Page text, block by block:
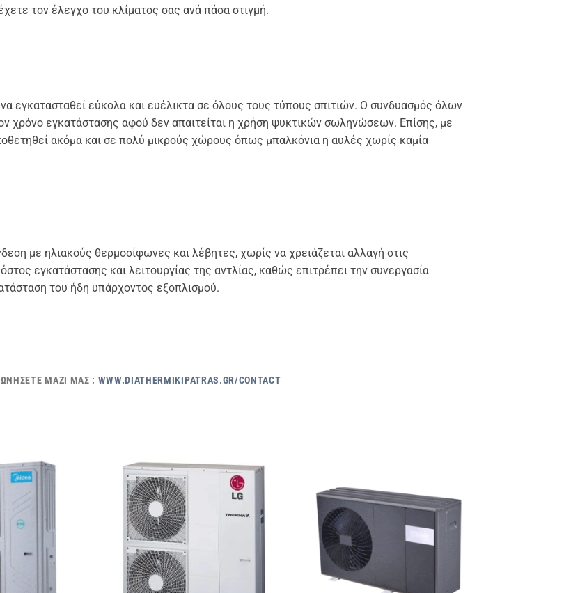
τον έλεγχο του κλίματος σας ανά πάσα στιγμή.
εγκατασταθεί εύκολα και ευέλικτα σε όλους τους τύπους σπιτιών. Ο συνδυασμός όλων
χρόνο εγκατάστασης αφού δεν απαιτείται η χρήση ψυκτικών σωληνώσεων. Επίσης, με
ακόμα και σε πολύ μικρούς χώρους όπως μπαλκόνια η αυλές χωρίς καμία
με ηλιακούς θερμοσίφωνες και λέβητες, χωρίς να χρειάζεται αλλαγή στις
εγκατάστασης και λειτουργίας της αντλίας, καθώς επιτρέπει την συνεργασία
του ήδη υπάρχοντος εξοπλισμού.
ΜΑΖΊ ΜΑΣ : WWW.DIATHERMIKIPATRAS.GR/CONTACT